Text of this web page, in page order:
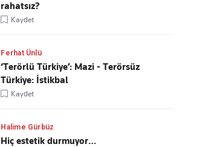
rahatsız?
Kaydet
Ferhat Ünlü
‘Terörlü Türkiye’: Mazi - Terörsüz
Türkiye: İstikbal
Kaydet
Halime Gürbüz
Hiç estetik durmuyor…